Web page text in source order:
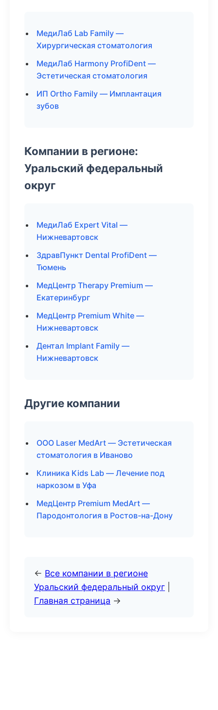
МедиЛаб Lab Family —
Хирургическая стоматология
МедиЛаб Harmony ProfiDent —
Эстетическая стоматология
ИП Ortho Family — Имплантация
зубов
Компании в регионе:
Уральский федеральный
округ
МедиЛаб Expert Vital —
Нижневартовск
ЗдравПункт Dental ProfiDent —
Тюмень
МедЦентр Therapy Premium —
Екатеринбург
МедЦентр Premium White —
Нижневартовск
Дентал Implant Family —
Нижневартовск
Другие компании
ООО Laser MedArt — Эстетическая
стоматология в Иваново
Клиника Kids Lab — Лечение под
наркозом в Уфа
МедЦентр Premium MedArt —
Пародонтология в Ростов-на-Дону
← Все компании в регионе
Уральский федеральный округ
Главная страница →